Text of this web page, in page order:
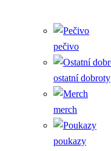
pečivo
ostatní dobroty
merch
poukazy